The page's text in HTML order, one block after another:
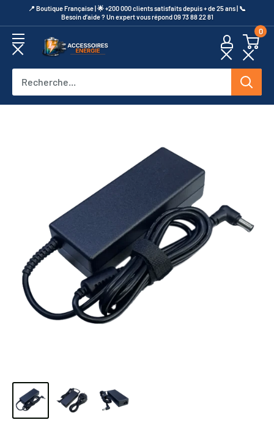
au
contenu
​📍​ Boutique Française | 🌟 +200 000 clients satisfaits depuis + de 25 ans | 📞​
Besoin d’aide ? Un expert vous répond 09 73 88 22 81
Accessoires
0